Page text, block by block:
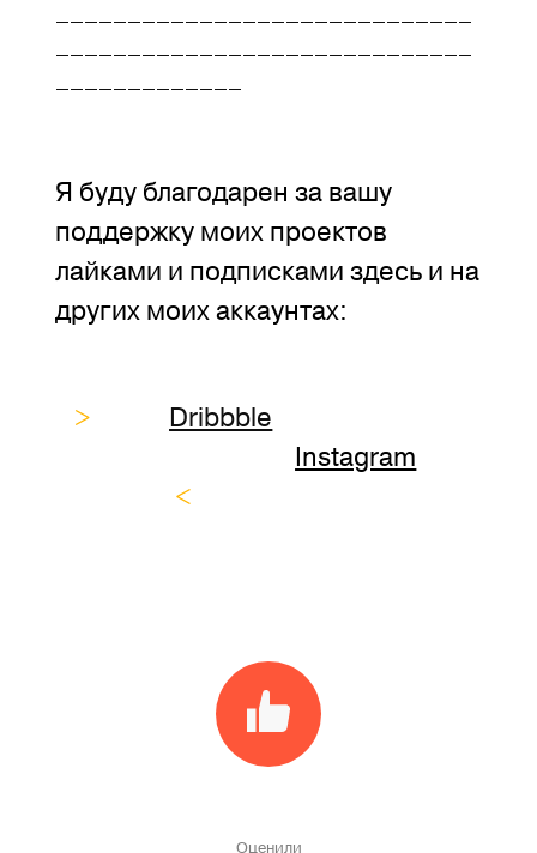
–––––––––––––––––––––––––––––
–––––––––––––––––––––––––––––
–––––––––––––
Я буду благодарен за вашу
поддержку моих проектов
лайками и подписками здесь и на
других моих аккаунтах:
>
Dribbble
Instagram
<
Оценили